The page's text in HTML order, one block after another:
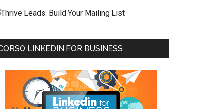
LINKEDIN FOR BUSINESS